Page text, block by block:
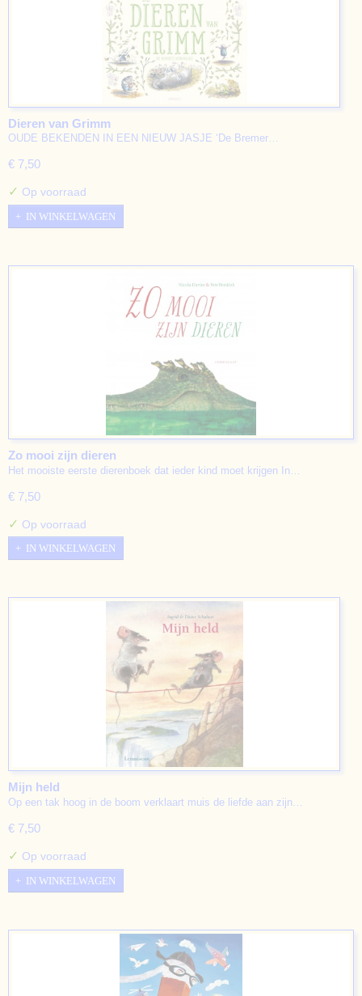
Dieren van Grimm
OUDE BEKENDEN IN EEN NIEUW JASJE ‘De Bremer…
€ 7,50
✓ Op voorraad
IN WINKELWAGEN
Zo mooi zijn dieren
Het mooiste eerste dierenboek dat ieder kind moet krijgen In…
€ 7,50
✓ Op voorraad
IN WINKELWAGEN
Mijn held
Op een tak hoog in de boom verklaart muis de liefde aan zijn…
€ 7,50
✓ Op voorraad
IN WINKELWAGEN